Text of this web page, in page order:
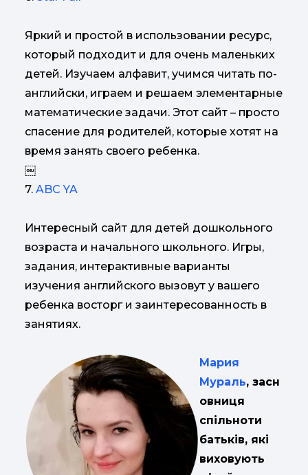
Яркий и простой в использовании ресурс,
который подходит и для очень маленьких
детей. Изучаем алфавит, учимся читать по-
английски, играем и решаем элементарные
математические задачи. Этот сайт – просто
спасение для родителей, которые хотят на
время занять своего ребенка.
￼
7. ABC YA
Интересный сайт для детей дошкольного
возраста и начального школьного. Игры,
задания, интерактивные варианты
изучения английского вызовут у вашего
ребенка восторг и заинтересованность в
занятиях.
Мария
Мураль, засн
овниця
спільноти
батьків, які
виховують